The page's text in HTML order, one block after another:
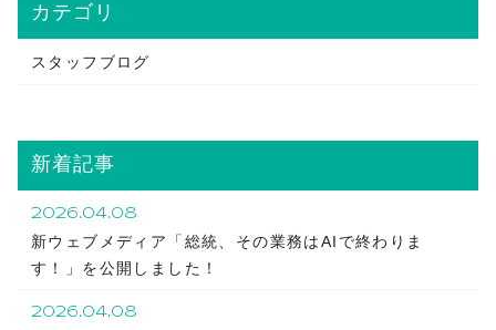
カテゴリ
スタッフブログ
新着記事
2026.04.08
新ウェブメディア「総統、その業務はAIで終わりま
す！」を公開しました！
2026.04.08